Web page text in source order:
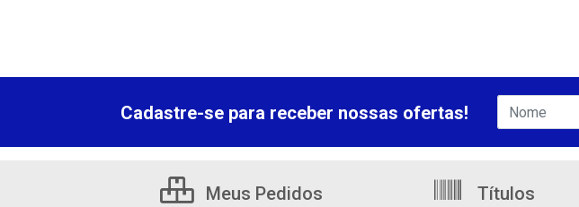
Cadastre-se para receber nossas ofertas!
Meus Pedidos Títulos